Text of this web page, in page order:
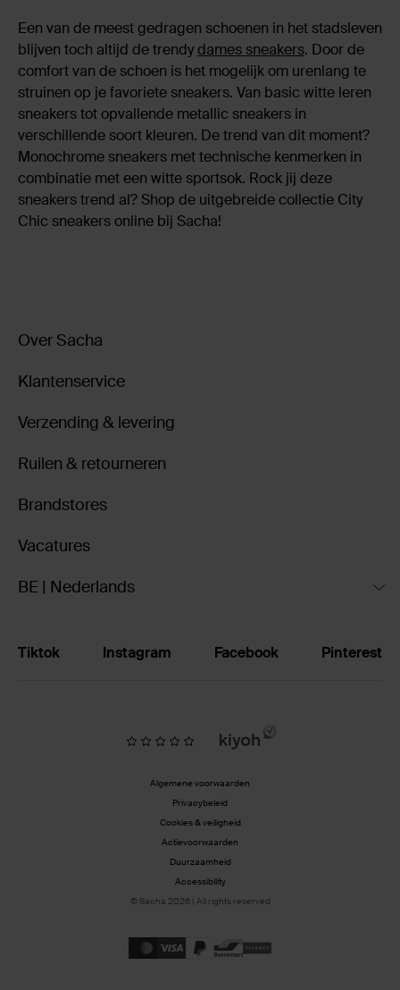
Een van de meest gedragen schoenen in het stadsleven
blijven toch altijd de trendydames sneakers. Door de
comfort van de schoen is het mogelijk om urenlang te
struinen op je favoriete sneakers. Van basic witte leren
sneakers tot opvallende metallic sneakers in
verschillende soort kleuren. De trend van dit moment?
Monochrome sneakers met technische kenmerken in
combinatie met een witte sportsok. Rock jij deze
sneakers trend al? Shop de uitgebreide collectie City
Chic sneakers online bij Sacha!
Over Sacha
Klantenservice
Verzending & levering
Ruilen & retourneren
Brandstores
Vacatures
BE | Nederlands
Tiktok Instagram Facebook Pinterest
Algemene voorwaarden
Privacybeleid
Cookies & veiligheid
Actievoorwaarden
Duurzaamheid
Accessibility
© Sacha 2026 | All rights reserved